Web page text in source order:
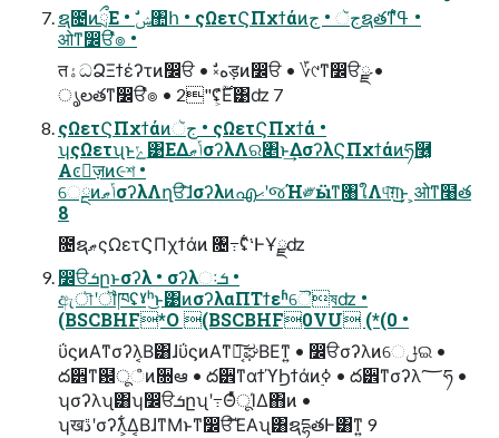
ຊ೔ͷྲྀΕ • ࣗݾ঺հ • ςΩετϚΠχϯάͷجૅ • جຊతͳߟ͑ํ •
ओͳ෼ੳํ๏ •
तۀධՁΞϯέʔτͷ෼ੳ • ࣗ༝هड़ͷ෼ੳ • ؆୯ͳ෼ੳྫ •
ൃలతͳ෼ੳํ๏ • 2"ʢ͕࣌ؒ͋Ε͹ʣ 7
ςΩετϚΠχϯάͷجૅ • ςΩετϚΠχϯά •
ʮςΩετʯͱݺ͹ΕΔݴޠσʔλΛର৅ͱ͢ΔσʔλϚΠχϯάͷཧ࿦͓
Αͼٕज़ͷ૯শ •
େྔͷݴޠσʔλΛղੳ͠ɺσʔλͷഎޙʹજΉ༗ӹͳ৘ใΛ୳͠ग़͢͜ͱ ͕ओͳ໨త
8
೔ຊޠςΩετϚΠχϯάͷ ৔߹ʢ͋͘·ͰҰྫʣ
෼ੳܭըͱσʔλ • σʔλઃܭ •
ඇৗʹॏཁʢˠʰ͜ͱ͹ͷσʔλαΠΤϯεʱୈষʣ •
(BSCBHF*O (BSCBHF0VU (*(0 •
ΰϛͷΑ͏ͳσʔλ͔Β͸ɺΰϛͷΑ͏ͳ݁Ռ͔͠ಘΒΕͳ͍ • ෼ੳσʔλͷେݪଇ •
ద੾ͳ฼ूஂͷ૝ఆ • ద੾ͳαϯϓϦϯάͷ࣮ߦ • ద੾ͳσʔλ؅ཧ •
ʮσʔλʯ͸ʮ෼ੳܭըʯʹ߹ΘͤͯूΊΔ΋ͷ •
ʮखڐʹσʔλ͕͋Δ͔ΒɺͳΜͱͳ͘෼ੳͯ͠ΈΑ͏ʯ͸ຊདྷతͰ͸ͳ͍ 9